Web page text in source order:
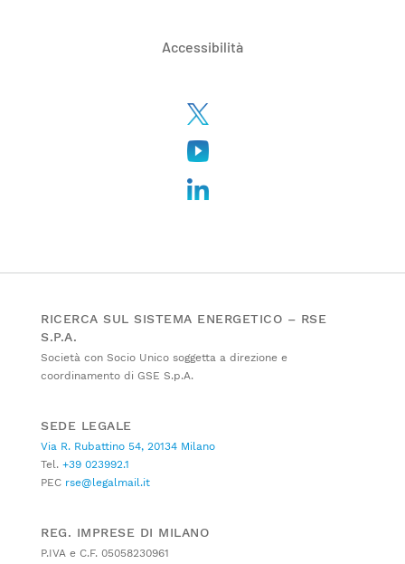
Accessibilità
RICERCA SUL SISTEMA ENERGETICO – RSE
S.P.A.
Società con Socio Unico soggetta a direzione e
coordinamento di GSE S.p.A.
SEDE LEGALE
Via R. Rubattino 54, 20134 Milano
Tel. +39 023992.1
PEC rse@legalmail.it
REG. IMPRESE DI MILANO
P.IVA e C.F. 05058230961